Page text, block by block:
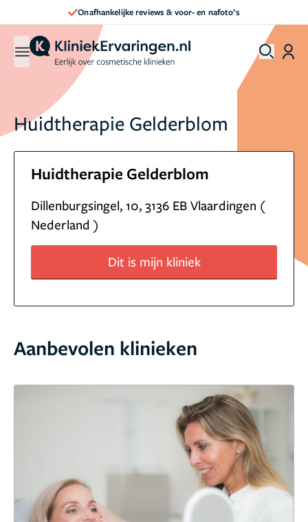
Onafhankelijke reviews & voor- en nafoto’s
Huidtherapie Gelderblom
Huidtherapie Gelderblom
Dillenburgsingel, 10, 3136 EB Vlaardingen (
Nederland )
Dit is mijn kliniek
Aanbevolen klinieken